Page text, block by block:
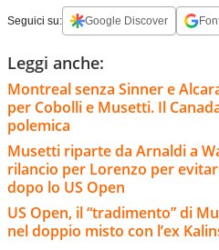
Seguici su: Google Discover
Leggi anche:
Montreal senza Sinner e
per Cobolli e Musetti. Il
polemica
Musetti riparte da Arnaldi a
rilancio per Lorenzo per
dopo lo US Open
US Open, il “tradimento” di
nel doppio misto con l’ex